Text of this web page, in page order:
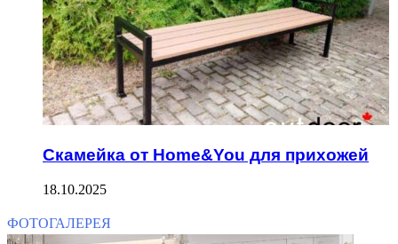
Скамейка от Home&You для прихожей
18.10.2025
ФОТОГАЛЕРЕЯ